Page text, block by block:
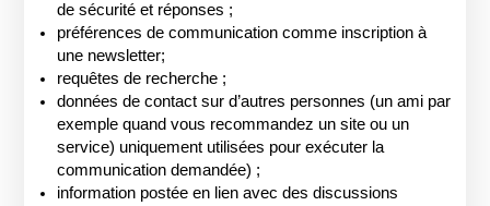
de sécurité et réponses ;
préférences de communication comme inscription à
une newsletter;
requêtes de recherche ;
données de contact sur d’autres personnes (un ami par
exemple quand vous recommandez un site ou un
service) uniquement utilisées pour exécuter la
communication demandée) ;
information postée en lien avec des discussions